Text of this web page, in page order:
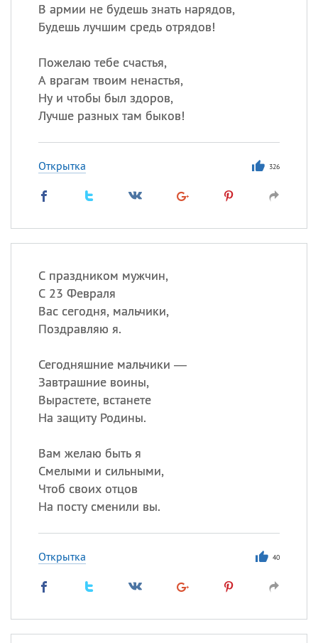
В армии не будешь знать нарядов,
Будешь лучшим средь отрядов!
Пожелаю тебе счастья,
А врагам твоим ненастья,
Ну и чтобы был здоров,
Лучше разных там быков!
Открытка 326
С праздником мужчин,
С 23 Февраля
Вас сегодня, мальчики,
Поздравляю я.
Сегодняшние мальчики —
Завтрашние воины,
Вырастете, встанете
На защиту Родины.
Вам желаю быть я
Смелыми и сильными,
Чтоб своих отцов
На посту сменили вы.
Открытка 40